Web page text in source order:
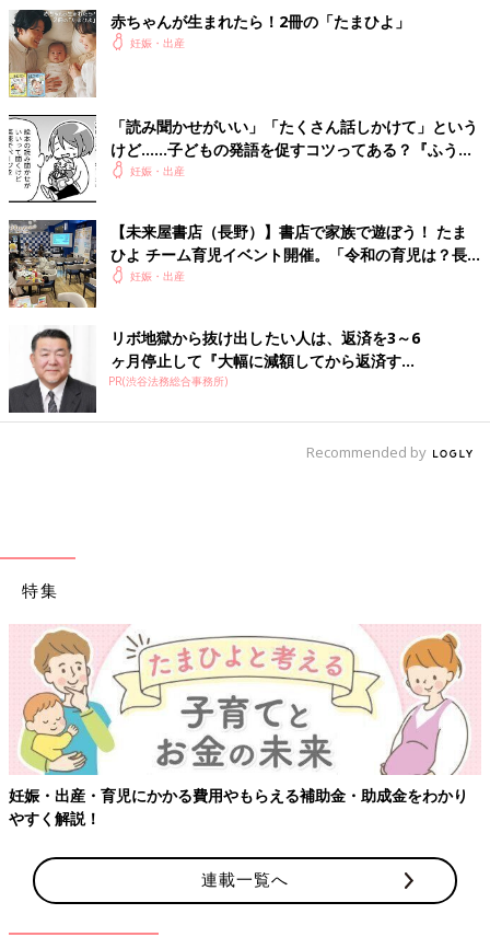
赤ちゃんが生まれたら！2冊の「たまひよ」
妊娠・出産
「読み聞かせがいい」「たくさん話しかけて」という
けど……子どもの発語を促すコツってある？『ふうふ
う子育て ＃64』
妊娠・出産
【未来屋書店（長野）】書店で家族で遊ぼう！ たま
ひよ チーム育児イベント開催。「令和の育児は？長
野県の場合は？」トークも。
妊娠・出産
リボ地獄から抜け出したい人は、返済を3～6
ヶ月停止して『大幅に減額してから返済す...
PR(渋谷法務総合事務所)
Recommended by
特集
かかる費用やもらえる補助金・助成金をわかり
【ワクチン接種
連載一覧へ